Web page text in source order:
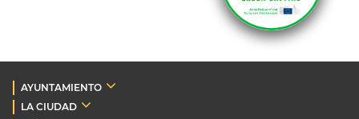
AYUNTAMIENTO
LA CIUDAD